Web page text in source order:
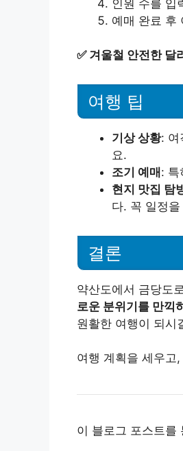
인원 수를 입
예매 완료 후
✅ 겨울철 안전한 달
여행 팁
기상 상황: 여
요.
조기 예매 : 특
현지 맛집 탐
다. 꼭 일정
결론
약산도에서 금당도
로운 분위기를 만끽
원활한 여행이 되시
여행 계획을 세우고
이 블로그 포스트를